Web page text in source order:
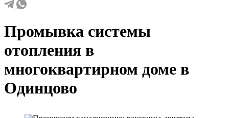
Промывка системы
отопления в
многоквартирном доме в
Одинцово